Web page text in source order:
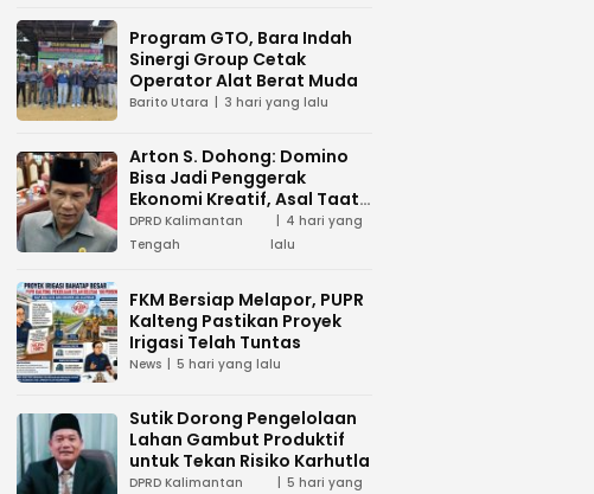
Program GTO, Bara Indah
Sinergi Group Cetak
Operator Alat Berat Muda
Barito Utara 3 hari yang lalu
Arton S. Dohong: Domino
Bisa Jadi Penggerak
Ekonomi Kreatif, Asal Taat
Aturan
DPRD Kalimantan
Tengah
4 hari yang
lalu
FKM Bersiap Melapor, PUPR
Kalteng Pastikan Proyek
Irigasi Telah Tuntas
News 5 hari yang lalu
Sutik Dorong Pengelolaan
Lahan Gambut Produktif
untuk Tekan Risiko Karhutla
DPRD Kalimantan
5 hari yang